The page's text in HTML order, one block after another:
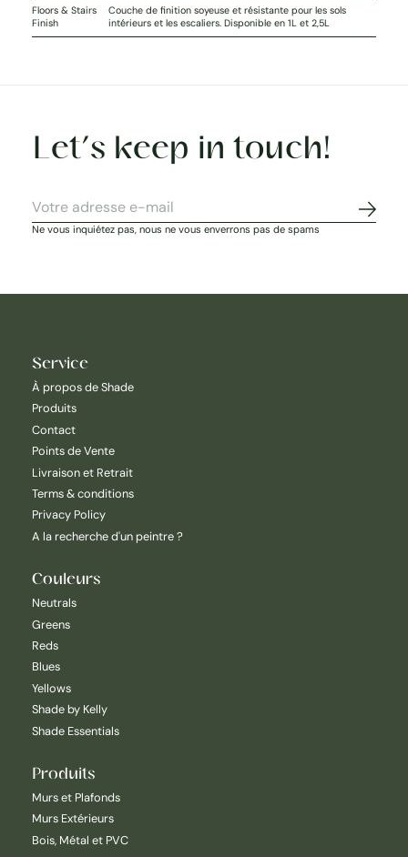
Floors & Stairs
Finish
Couche de finition soyeuse et résistante pour les sols
intérieurs et les escaliers. Disponible en 1L et 2,5L
Let’s keep in touch!
Ne vous inquiétez pas, nous ne vous enverrons pas de spams
Service
À propos de Shade
Produits
Contact
Points de Vente
Livraison et Retrait
Terms & conditions
Privacy Policy
A la recherche d'un peintre ?
Couleurs
Neutrals
Greens
Reds
Blues
Yellows
Shade by Kelly
Shade Essentials
Produits
Murs et Plafonds
Murs Extérieurs
Bois, Métal et PVC